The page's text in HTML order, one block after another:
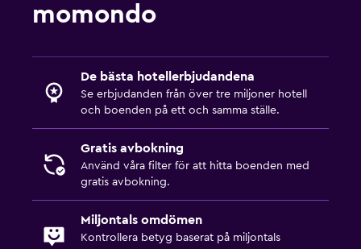
momondo
De bästa hotellerbjudandena
Se erbjudanden från över tre miljoner hotell
och boenden på ett och samma ställe.
Gratis avbokning
Använd våra filter för att hitta boenden med
gratis avbokning.
Miljontals omdömen
Kontrollera betyg baserat på miljontals